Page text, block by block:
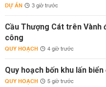
DỰ ÁN 3 giờ trước
Cầu Thượng Cát trên Vành
công
QUY HOẠCH 4 giờ trước
Quy hoạch bốn khu lấn biển
QUY HOẠCH 5 giờ trước